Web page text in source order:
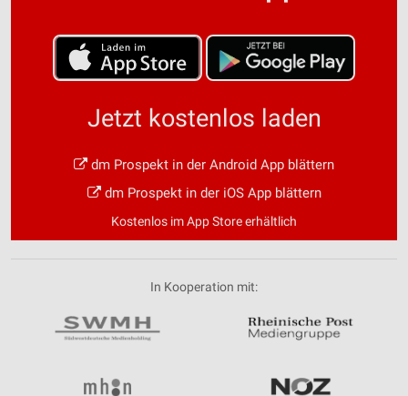
Jetzt kostenlos laden
dm Prospekt in der Android App blättern
dm Prospekt in der iOS App blättern
Kostenlos im App Store erhältlich
In Kooperation mit: